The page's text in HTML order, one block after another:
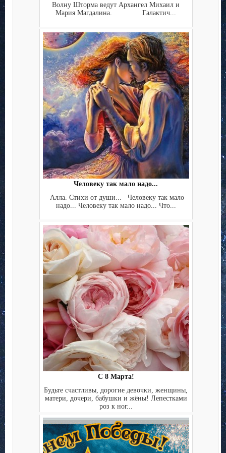
Волну Шторма ведут Архангел Михаил и
Мария Магдалина. Галактич...
Человеку так мало надо...
Алла. Стихи от души... Человеку так мало
надо... Человеку так мало надо... Что...
С 8 Марта!
Будьте счастливы, дорогие девочки, женщины,
матери, дочери, бабушки и жёны! Лепестками
роз к ног...